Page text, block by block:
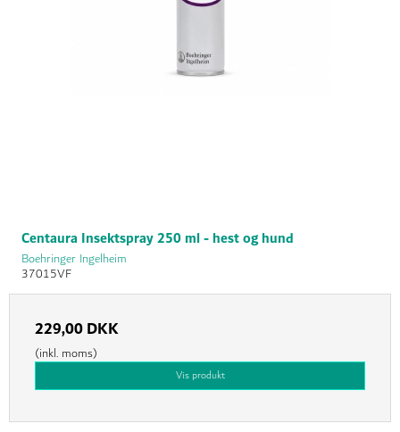
Centaura Insektspray 250 ml - hest og hund
Boehringer Ingelheim
37015VF
229,00 DKK
(inkl. moms)
Vis produkt